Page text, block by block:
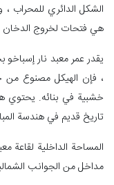
الشكل الدائري للمحراب
هي فتحات لخروج الدخان
، فإن الهيكل مصنوع من
خشبية في بنائه. يحتوي
تاريخ قديم في هندسة
المساحة الداخلية لقاعة
مداخل من الجوانب